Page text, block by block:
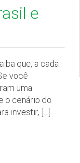
e
que, a cada
você
uma
o cenário do
investir, […]